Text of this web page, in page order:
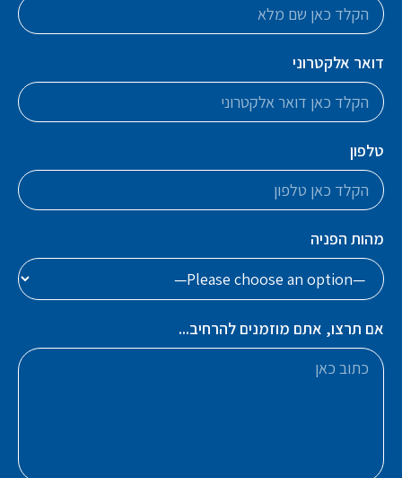
דואר אלקטרוני
טלפון
מהות הפניה
אם תרצו, אתם מוזמנים להרחיב...